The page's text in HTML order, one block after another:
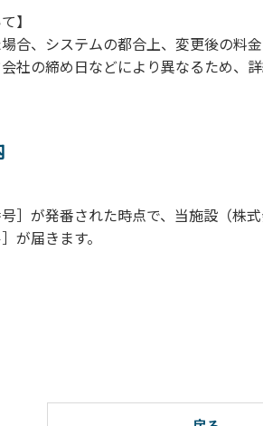
際しての注意事項ならびに禁止事項】
）の同伴はご遠慮願います。
】
合、システムの都合上、変更後の料
社の締め日などにより異なるため、
］が発番された時点で、当施設（株
が届きます。